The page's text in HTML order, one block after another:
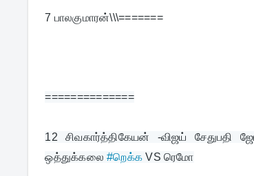
7 பாலகுமாரன்\\\=======
==============
12 சிவகார்த்திகேயன் -விஜய்
ஒத்துக்கலை #றெக்க VS ரெமோ